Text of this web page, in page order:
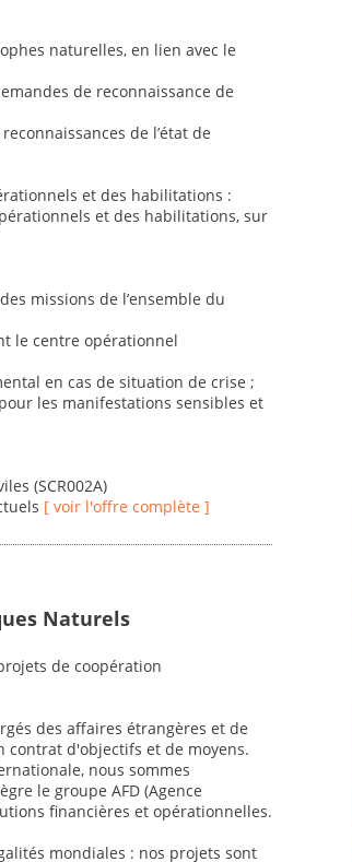
naturelles, en lien avec le
de reconnaissance de
de l’état de
et des habilitations :
et des habilitations, sur
missions de l’ensemble du
le centre opérationnel
en cas de situation de crise ;
les manifestations sensibles et
(SCR002A)
[ voir l'offre complète ]
Naturels
de coopération
des affaires étrangères et de
contrat d'objectifs et de moyens.
nous sommes
le groupe AFD (Agence
financières et opérationnelles.
mondiales : nos projets sont